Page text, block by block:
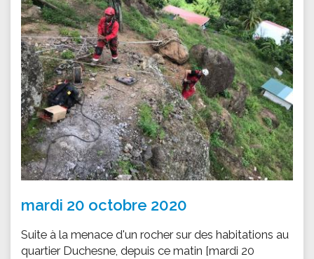
mardi 20 octobre 2020
Suite à la menace d'un rocher sur des habitations au
quartier Duchesne, depuis ce matin [mardi 20